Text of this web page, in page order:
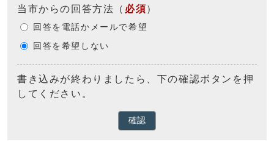
当市からの回答方法 （ 必須）
回答を電話かメールで希望
回答を希望しない
書き込みが終わりましたら、下の確認ボタンを押
してください。
確認